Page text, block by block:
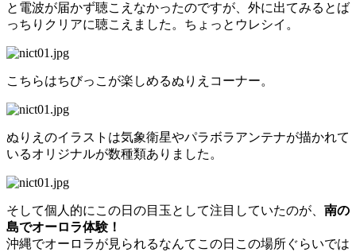
と電波が届かず聴こえなかったのですが、外に出てみるとば
っちりクリアに聴こえました。ちょっとウレシイ。
こちらはちびっこが楽しめるぬりえコーナー。
ぬりえのイラストは気象衛星やパラボラアンテナが描かれて
いるオリジナルが数種類ありました。
そして個人的にこの日の目玉として注目していたのが、 南の
島でオーロラ体験！
沖縄でオーロラが見られるなんてこの日この場所ぐらいでは